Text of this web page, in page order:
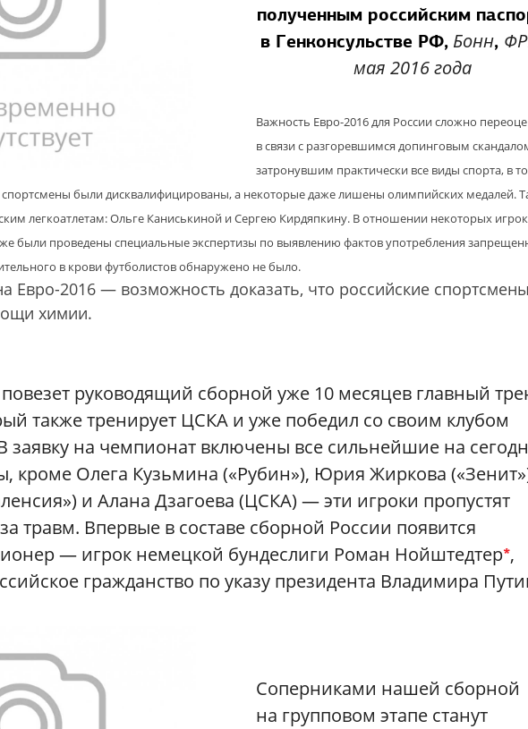
полученным российским
в Генконсульстве РФ, Бонн,
мая 2016 года
Важность Евро-2016 для России сложно
в связи с разгоревшимся допинговым
затронувшим практически все виды спорта, в
спортсмены были дисквалифицированы, а некоторые даже лишены олимпийских медалей.
легкоатлетам: Ольге Каниськиной и Сергею Кирдяпкину. В отношении некоторых
были проведены специальные экспертизы по выявлению фактов употребления
в крови футболистов обнаружено не было.
Евро-2016 — возможность доказать, что российские
химии.
руководящий сборной уже 10 месяцев главный
также тренирует ЦСКА и уже победил со своим клубом
заявку на чемпионат включены все сильнейшие на
кроме Олега Кузьмина («Рубин»), Юрия Жиркова
и Алана Дзагоева (ЦСКА) — эти игроки пропустят
травм. Впервые в составе сборной России появится
— игрок немецкой бундеслиги Роман Нойштедтер*,
гражданство по указу президента Владимира
Соперниками нашей сборной
на групповом этапе станут